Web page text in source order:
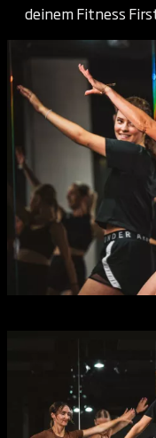
deinem Fitness